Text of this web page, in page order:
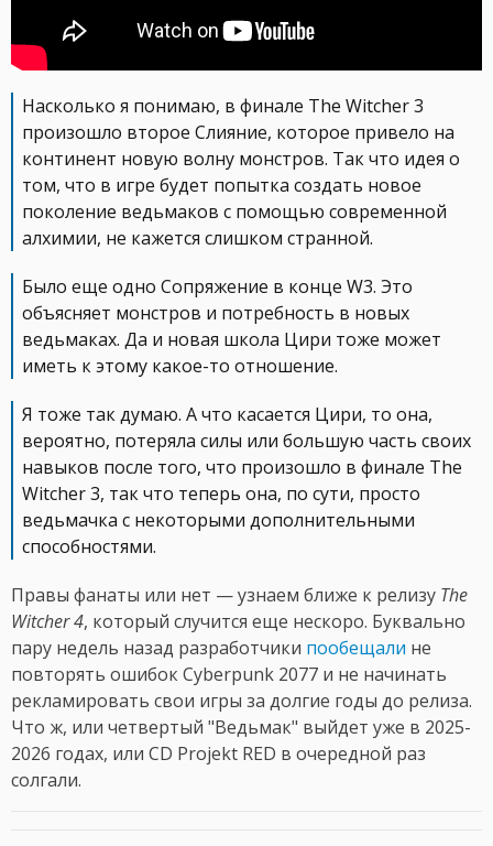
Насколько я понимаю, в финале The Witcher 3
произошло второе Слияние, которое привело на
континент новую волну монстров. Так что идея о
том, что в игре будет попытка создать новое
поколение ведьмаков с помощью современной
алхимии, не кажется слишком странной.
Было еще одно Сопряжение в конце W3. Это
объясняет монстров и потребность в новых
ведьмаках. Да и новая школа Цири тоже может
иметь к этому какое-то отношение.
Я тоже так думаю. А что касается Цири, то она,
вероятно, потеряла силы или большую часть своих
навыков после того, что произошло в финале The
Witcher 3, так что теперь она, по сути, просто
ведьмачка с некоторыми дополнительными
способностями.
Правы фанаты или нет — узнаем ближе к релизу The
Witcher 4, который случится еще нескоро. Буквально
пару недель назад разработчики пообещали не
повторять ошибок Cyberpunk 2077 и не начинать
рекламировать свои игры за долгие годы до релиза.
Что ж, или четвертый "Ведьмак" выйдет уже в 2025-
2026 годах, или CD Projekt RED в очередной раз
солгали.